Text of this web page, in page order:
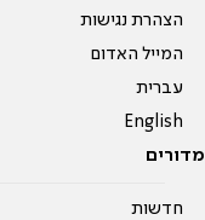
הצהרת נגישות
המייל האדום
עברית
English
מדורים
חדשות